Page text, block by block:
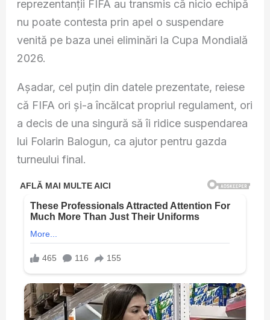
reprezentanții FIFA au transmis că nicio echipă
nu poate contesta prin apel o suspendare
venită pe baza unei eliminări la Cupa Mondială
2026.
Așadar, cel puțin din datele prezentate, reiese
că FIFA ori și-a încălcat propriul regulament, ori
a decis de una singură să îi ridice suspendarea
lui Folarin Balogun, ca ajutor pentru gazda
turneului final.